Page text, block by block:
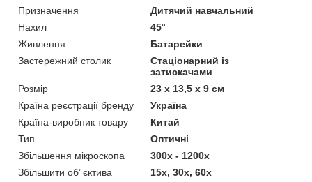
Призначення
Дитячий навчальний
Нахил
45°
Живлення
Батарейки
Застережний столик
Стаціонарний із
затискачами
Розмір
23 х 13,5 х 9 см
Країна реєстрації бренду
Україна
Країна-виробник товару
Китай
Тип
Оптичні
Збільшення мікроскопа
300х - 1200х
Збільшити об’ єктива
15х, 30х, 60х